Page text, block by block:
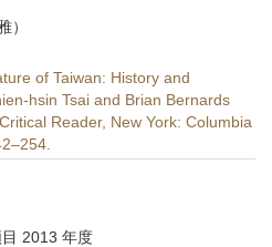
）
of Taiwan: History and
hsin Tsai and Brian Bernards
Reader, New York: Columbia
2013 年度